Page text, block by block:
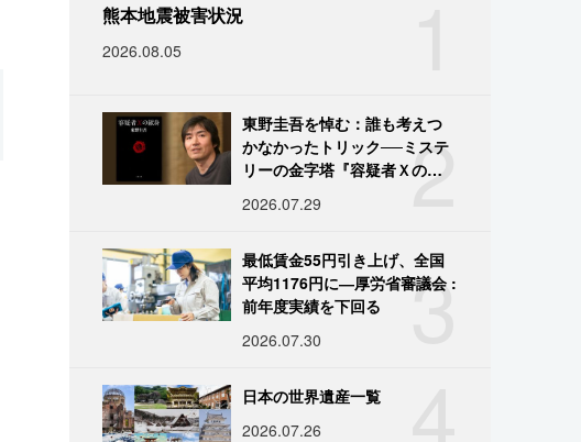
熊本地震被害状況
2026.08.05
2
東野圭吾を悼む：誰も考えつ
かなかったトリック──ミステ
リーの金字塔『容疑者Ｘの献
2026.07.29
3
最低賃金55円引き上げ、全国
平均1176円に―厚労省審議会 :
前年度実績を下回る
2026.07.30
日本の世界遺産一覧
2026.07.26